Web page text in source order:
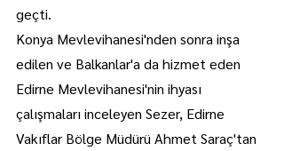
geçti.
Konya Mevlevihanesi'nden sonra inşa
edilen ve Balkanlar'a da hizmet eden
Edirne Mevlevihanesi'nin ihyası
çalışmaları inceleyen Sezer, Edirne
Vakıflar Bölge Müdürü Ahmet Saraç'tan